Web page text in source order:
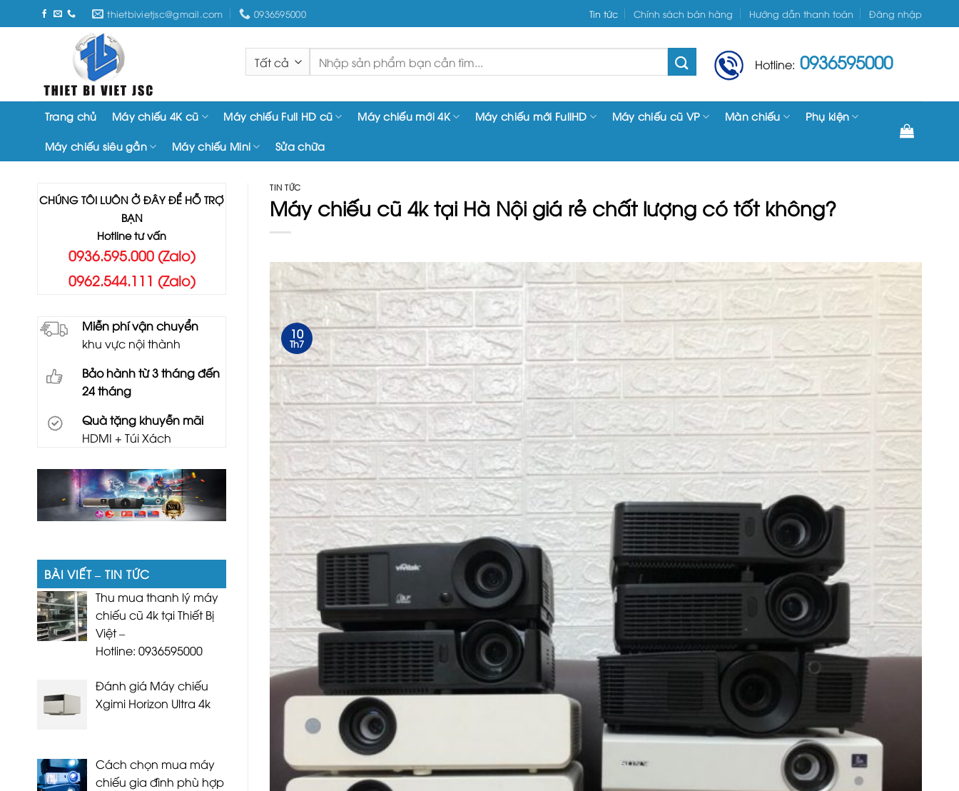
Chuyển
đến
thietbivietjsc@gmail.com 0936595000 Tin tức Chính sách bán hàng Hướng dẫn thanh toán Đăng nhập
Tìm
kiếm:
Hotline: 0936595000
Trang chủ Máy chiếu 4K cũ Máy chiếu Full HD cũ Máy chiếu mới 4K Máy chiếu mới FullHD Máy chiếu cũ VP Màn chiếu Phụ kiện
Máy chiếu siêu gần Máy chiếu Mini Sửa chữa
CHÚNG TÔI LUÔN Ở ĐÂY ĐỂ HỖ TRỢ
BẠN
Hotline tư vấn
0936.595.000 (Zalo)
0962.544.111 (Zalo)
Miễn phí vận chuyển
khu vực nội thành
Bảo hành từ 3 tháng đến
24 tháng
Quà tặng khuyễn mãi
HDMI + Túi Xách
BÀI VIẾT – TIN TỨC
Thu mua thanh lý máy
chiếu cũ 4k tại Thiết Bị
Việt –
Hotline: 0936595000
Đánh giá Máy chiếu
Xgimi Horizon Ultra 4k
Cách chọn mua máy
chiếu gia đình phù hợp
TIN TỨC
Máy chiếu cũ 4k tại Hà Nội giá rẻ chất lượng có tốt không?
10
Th7